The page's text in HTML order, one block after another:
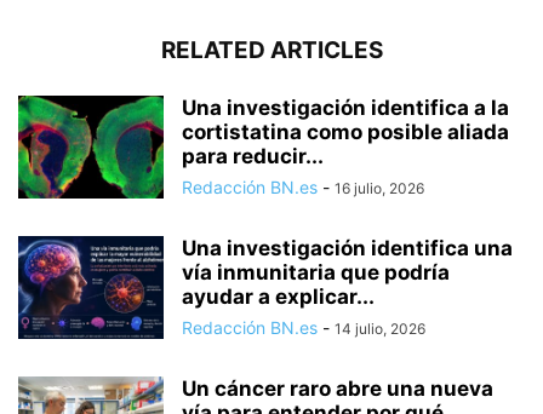
RELATED ARTICLES
Una investigación identifica a la
cortistatina como posible aliada
para reducir...
Redacción BN.es - 16 julio, 2026
Una investigación identifica una
vía inmunitaria que podría
ayudar a explicar...
Redacción BN.es - 14 julio, 2026
Un cáncer raro abre una nueva